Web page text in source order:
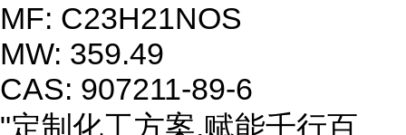
MF: C23H21NOS
MW: 359.49
CAS: 907211-89-6
"定制化工方案,赋能千行百